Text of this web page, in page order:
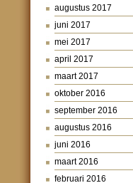
augustus 2017
juni 2017
mei 2017
april 2017
maart 2017
oktober 2016
september 2016
augustus 2016
juni 2016
maart 2016
februari 2016